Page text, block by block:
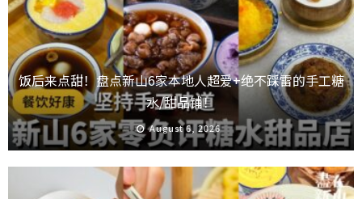
饭后来点甜！盘点新山6家本地人超爱+绝不踩雷的手工糖
水/甜品铺！
August 6, 2026